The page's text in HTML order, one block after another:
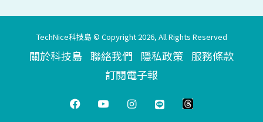
TechNice科技島 © Copyright 2026, All Rights Reserved
關於科技島 聯絡我們 隱私政策 服務條款
訂閱電子報